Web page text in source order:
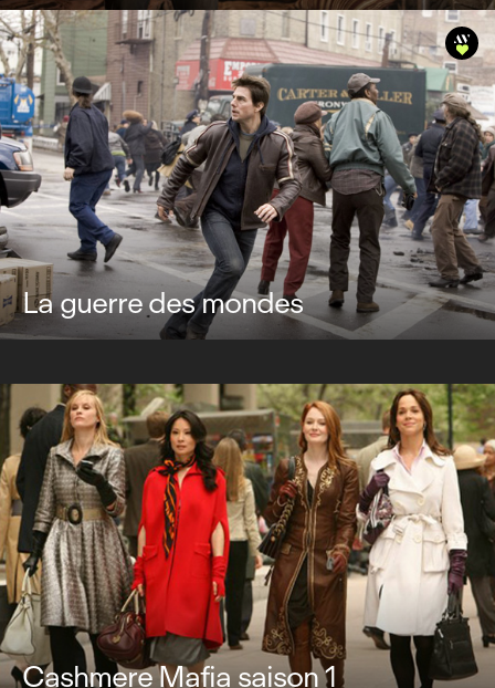
La guerre des mondes
Cashmere Mafia saison 1